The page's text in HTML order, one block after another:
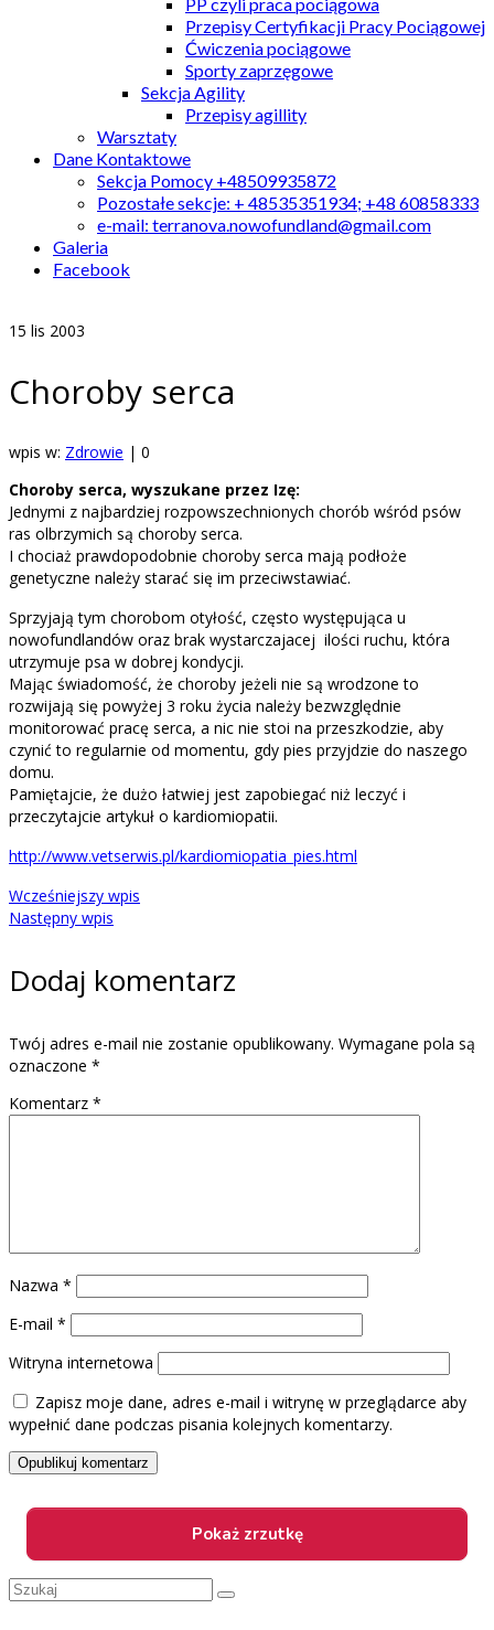
Przepisy Certyfikacji Pracy Pociągowej
Ćwiczenia pociągowe
Sporty zaprzęgowe
Sekcja Agility
Przepisy agillity
Warsztaty
Dane Kontaktowe
Sekcja Pomocy +48509935872
Pozostałe sekcje: + 48535351934; +48 60858333
e-mail: terranova.nowofundland@gmail.com
Galeria
Facebook
15 lis 2003
Choroby serca
wpis w: Zdrowie | 0
Choroby serca, wyszukane przez Izę:
Jednymi z najbardziej rozpowszechnionych chorób wśród psów
ras olbrzymich są choroby serca.
I chociaż prawdopodobnie choroby serca mają podłoże
genetyczne należy starać się im przeciwstawiać.
Sprzyjają tym chorobom otyłość, często występująca u
nowofundlandów oraz brak wystarczajacej ilości ruchu, która
utrzymuje psa w dobrej kondycji.
Mając świadomość, że choroby jeżeli nie są wrodzone to
rozwijają się powyżej 3 roku życia należy bezwzględnie
monitorować pracę serca, a nic nie stoi na przeszkodzie, aby
czynić to regularnie od momentu, gdy pies przyjdzie do naszego
domu.
Pamiętajcie, że dużo łatwiej jest zapobiegać niż leczyć i
przeczytajcie artykuł o kardiomiopatii.
http://www.vetserwis.pl/kardiomiopatia_pies.html
Wcześniejszy wpis
Następny wpis
Dodaj komentarz
Twój adres e-mail nie zostanie opublikowany. Wymagane pola są
oznaczone *
Komentarz *
Nazwa *
E-mail *
Witryna internetowa
Zapisz moje dane, adres e-mail i witrynę w przeglądarce aby
wypełnić dane podczas pisania kolejnych komentarzy.
Szuklaj